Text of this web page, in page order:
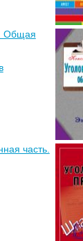
Общая
часть.